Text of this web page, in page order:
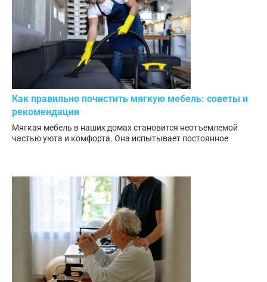
Как правильно почистить мягкую мебель: советы и
рекомендации
Мягкая мебель в наших домах становится неотъемлемой
частью уюта и комфорта. Она испытывает постоянное